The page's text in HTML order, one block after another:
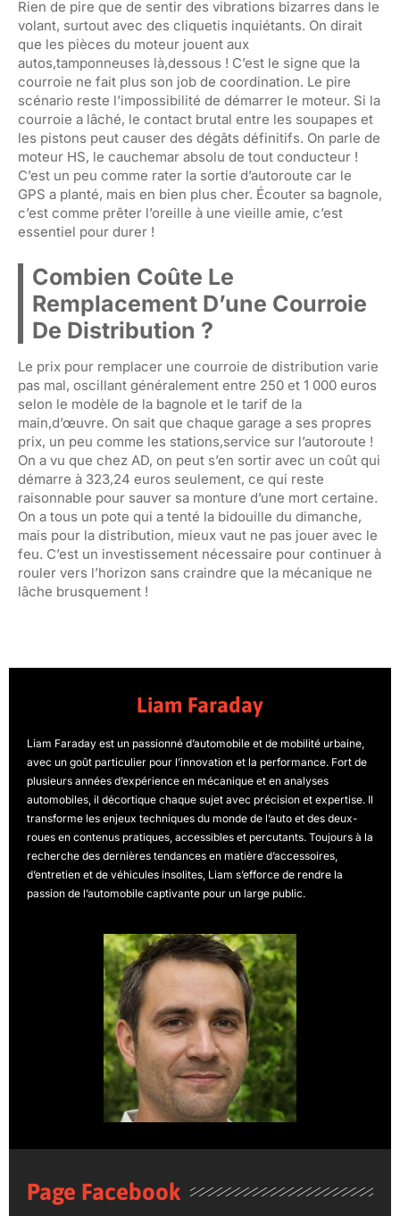
Rien de pire que de sentir des vibrations bizarres dans le
volant, surtout avec des cliquetis inquiétants. On dirait
que les pièces du moteur jouent aux
autos,tamponneuses là,dessous ! C’est le signe que la
courroie ne fait plus son job de coordination. Le pire
scénario reste l’impossibilité de démarrer le moteur. Si la
courroie a lâché, le contact brutal entre les soupapes et
les pistons peut causer des dégâts définitifs. On parle de
moteur HS, le cauchemar absolu de tout conducteur !
C’est un peu comme rater la sortie d’autoroute car le
GPS a planté, mais en bien plus cher. Écouter sa bagnole,
c’est comme prêter l’oreille à une vieille amie, c’est
essentiel pour durer !
Combien Coûte Le
Remplacement D’une Courroie
De Distribution ?
Le prix pour remplacer une courroie de distribution varie
pas mal, oscillant généralement entre 250 et 1 000 euros
selon le modèle de la bagnole et le tarif de la
main,d’œuvre. On sait que chaque garage a ses propres
prix, un peu comme les stations,service sur l’autoroute !
On a vu que chez AD, on peut s’en sortir avec un coût qui
démarre à 323,24 euros seulement, ce qui reste
raisonnable pour sauver sa monture d’une mort certaine.
On a tous un pote qui a tenté la bidouille du dimanche,
mais pour la distribution, mieux vaut ne pas jouer avec le
feu. C’est un investissement nécessaire pour continuer à
rouler vers l’horizon sans craindre que la mécanique ne
lâche brusquement !
Liam Faraday
Liam Faraday est un passionné d’automobile et de mobilité urbaine,
avec un goût particulier pour l’innovation et la performance. Fort de
plusieurs années d’expérience en mécanique et en analyses
automobiles, il décortique chaque sujet avec précision et expertise. Il
transforme les enjeux techniques du monde de l’auto et des deux-
roues en contenus pratiques, accessibles et percutants. Toujours à la
recherche des dernières tendances en matière d’accessoires,
d’entretien et de véhicules insolites, Liam s’efforce de rendre la
passion de l’automobile captivante pour un large public.
Page Facebook